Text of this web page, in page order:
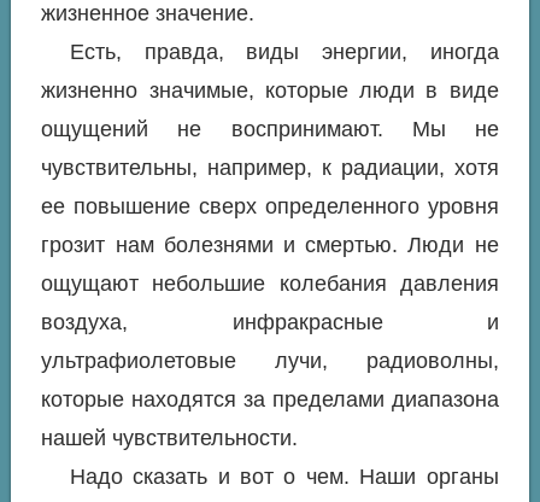
жизненное значение.
Есть, правда, виды энергии, иногда
жизненно значимые, которые люди в виде
ощущений не воспринимают. Мы не
чувствительны, например, к радиации, хотя
ее повышение сверх определенного уровня
грозит нам болезнями и смертью. Люди не
ощущают небольшие колебания давления
воздуха, инфракрасные и
ультрафиолетовые лучи, радиоволны,
которые находятся за пределами диапазона
нашей чувствительности.
Надо сказать и вот о чем. Наши органы